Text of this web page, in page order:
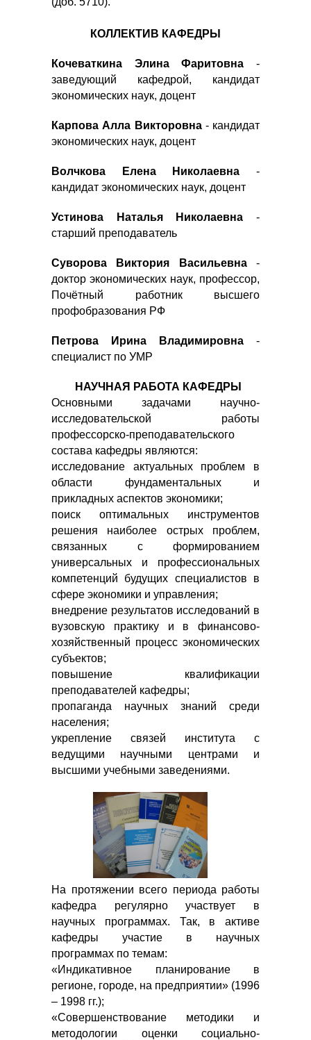
КОЛЛЕКТИВ КАФЕДРЫ
Кочеваткина Элина Фаритовна -
заведующий кафедрой, кандидат
экономических наук, доцент
Карпова Алла Викторовна - кандидат
экономических наук, доцент
Волчкова Елена Николаевна -
кандидат экономических наук, доцент
Устинова Наталья Николаевна -
старший преподаватель
Суворова Виктория Васильевна-
доктор экономических наук, профессор,
Почётный работник высшего
профобразования РФ
Петрова Ирина Владимировна -
специалист по УМР
НАУЧНАЯ РАБОТА КАФЕДРЫ
Основными задачами научно-
исследовательской работы
профессорско-преподавательского
состава кафедры являются:
исследование актуальных проблем в
области фундаментальных и
прикладных аспектов экономики;
поиск оптимальных инструментов
решения наиболее острых проблем,
связанных с формированием
универсальных и профессиональных
компетенций будущих специалистов в
сфере экономики и управления;
внедрение результатов исследований в
вузовскую практику и в финансово-
хозяйственный процесс экономических
субъектов;
повышение квалификации
преподавателей кафедры;
пропаганда научных знаний среди
населения;
укрепление связей института с
ведущими научными центрами и
высшими учебными заведениями.
На протяжении всего периода работы
кафедра регулярно участвует в
научных программах. Так, в активе
кафедры участие в научных
программах по темам:
«Индикативное планирование в
регионе, городе, на предприятии» (1996
– 1998 гг.);
«Совершенствование методики и
методологии оценки социально-